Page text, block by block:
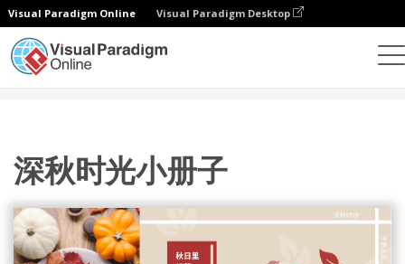
Visual Paradigm Online Visual Paradigm Desktop
深秋时光小册子